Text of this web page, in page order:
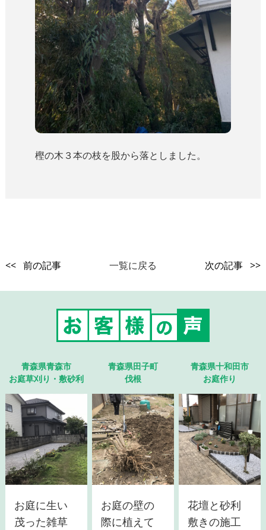
樫の木３本の枝を股から落としました。
<< 前の記事 一覧に戻る 次の記事 >>
青森県青森市
お庭草刈り・敷砂利
お庭に生い
茂った雑草
青森県田子町
伐根
お庭の壁の
際に植えて
青森県十和田市
お庭作り
花壇と砂利
敷きの施工